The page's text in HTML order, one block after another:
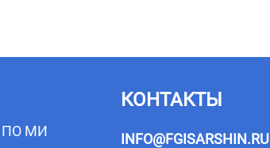
ПО МИ
КОНТАКТЫ
INFO@FGISARSHIN.RU